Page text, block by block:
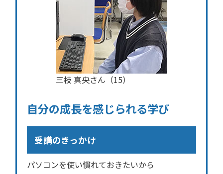
三枝 真央さん（15）
自分の成長を感じられる学び
受講のきっかけ
パソコンを使い慣れておきたいから